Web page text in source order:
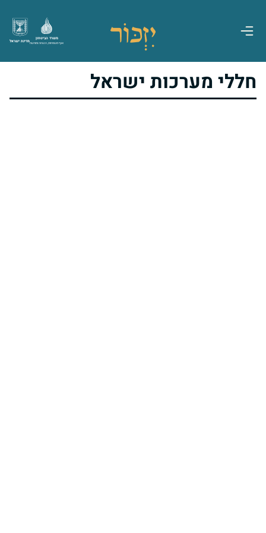
מדינת ישראל
משרד הביטחון
אגף משפחות, הנצחה ומורשת
חללי מערכות ישראל